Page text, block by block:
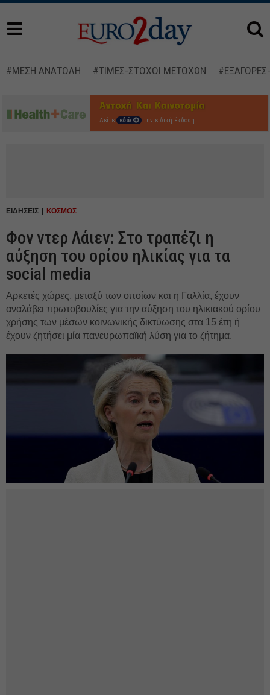
#ΜΕΣΗ ΑΝΑΤΟΛΗ #ΤΙΜΕΣ-ΣΤΟΧΟΙ ΜΕΤΟΧΩΝ
Δείτε εδώ την ειδική έκδοση
ΕΙΔΗΣΕΙΣ ΚΟΣΜΟΣ
Φον ντερ Λάιεν: Στο τραπέζι η
αύξηση του ορίου ηλικίας για τα
social media
Αρκετές χώρες, μεταξύ των οποίων και η Γαλλία, έχουν
αναλάβει πρωτοβουλίες για την αύξηση του ηλικιακού ορίου
χρήσης των μέσων κοινωνικής δικτύωσης στα 15 έτη ή
έχουν ζητήσει μία πανευρωπαϊκή λύση για το ζήτημα.